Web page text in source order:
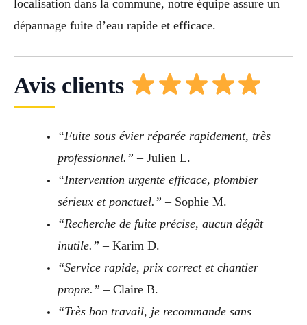
localisation dans la commune, notre équipe assure un
dépannage fuite d’eau rapide et efficace.
Avis clients
“Fuite sous évier réparée rapidement, très
professionnel.” – Julien L.
“Intervention urgente efficace, plombier
sérieux et ponctuel.” – Sophie M.
“Recherche de fuite précise, aucun dégât
inutile.” – Karim D.
“Service rapide, prix correct et chantier
propre.” – Claire B.
“Très bon travail, je recommande sans